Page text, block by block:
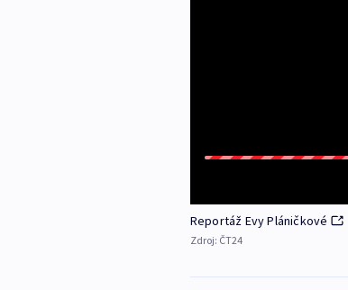
Reportáž Evy Pláničkové
Zdroj: ČT24